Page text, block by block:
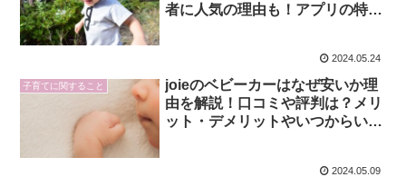
者に人気の理由も！アプリの特徴
2024.05.24
子育てに関すること
joieのベビーカーはなぜ安いか理
由を解説！口コミや評判は？メリ
ット・デメリットやいつからいつ
2024.05.09